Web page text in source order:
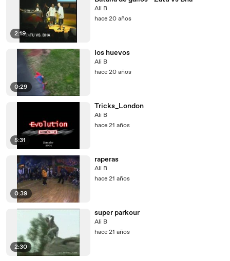
2:19
Ali B
hace 20 años
0:29
los huevos
Ali B
hace 20 años
5:31
Tricks_London
Ali B
hace 21 años
0:39
raperas
Ali B
hace 21 años
2:30
super parkour
Ali B
hace 21 años